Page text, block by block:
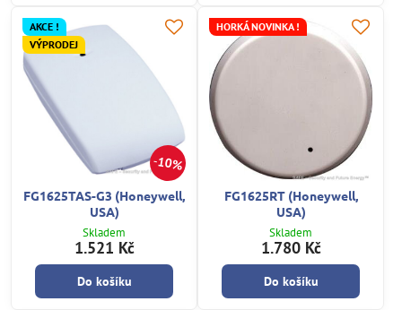
10%
AKCE !
VÝPRODEJ
FG1625TAS-G3 (Honeywell,
USA)
Skladem
1.521 Kč
Do košíku
HORKÁ NOVINKA !
FG1625RT (Honeywell,
USA)
Skladem
1.780 Kč
Do košíku